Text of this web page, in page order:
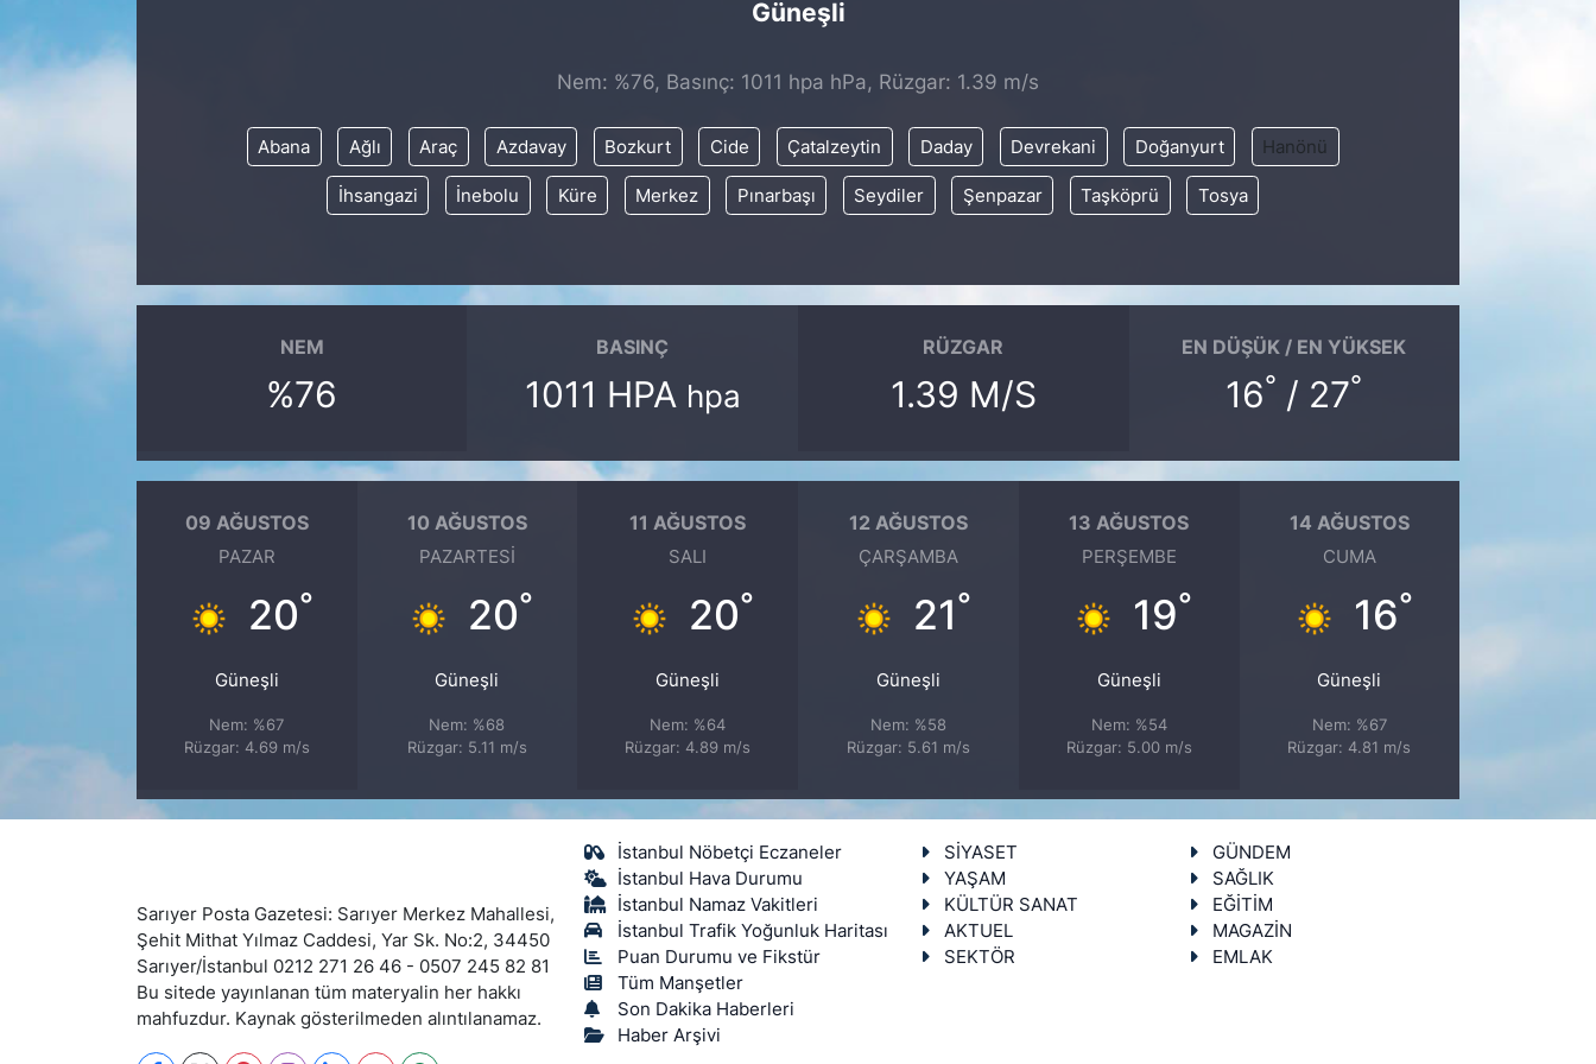
Güneşli
Nem: %76, Basınç: 1011 hpa hPa, Rüzgar: 1.39 m/s
Abana Ağlı Araç Azdavay Bozkurt Cide Çatalzeytin Daday Devrekani Doğanyurt Hanönü
İhsangazi İnebolu Küre Merkez Pınarbaşı Seydiler Şenpazar Taşköprü Tosya
NEM
%76
BASINÇ
1011 HPA hpa
RÜZGAR
1.39 M/S
EN DÜŞÜK / EN YÜKSEK
16° / 27°
09 AĞUSTOS
PAZAR
20°
Güneşli
Nem: %67
Rüzgar: 4.69 m/s
10 AĞUSTOS
PAZARTESI
20°
Güneşli
Nem: %68
Rüzgar: 5.11 m/s
11 AĞUSTOS
SALI
20°
Güneşli
Nem: %64
Rüzgar: 4.89 m/s
12 AĞUSTOS
ÇARŞAMBA
21°
Güneşli
Nem: %58
Rüzgar: 5.61 m/s
13 AĞUSTOS
PERŞEMBE
19°
Güneşli
Nem: %54
Rüzgar: 5.00 m/s
14 AĞUSTOS
CUMA
16°
Güneşli
Nem: %67
Rüzgar: 4.81 m/s
Sarıyer Posta Gazetesi: Sarıyer Merkez Mahallesi,
Şehit Mithat Yılmaz Caddesi, Yar Sk. No:2, 34450
Sarıyer/İstanbul 0212 271 26 46 - 0507 245 82 81
Bu sitede yayınlanan tüm materyalin her hakkı
mahfuzdur. Kaynak gösterilmeden alıntılanamaz.
İstanbul Nöbetçi Eczaneler
İstanbul Hava Durumu
İstanbul Namaz Vakitleri
İstanbul Trafik Yoğunluk Haritası
Puan Durumu ve Fikstür
Tüm Manşetler
Son Dakika Haberleri
Haber Arşivi
SİYASET
GÜNDEM
YAŞAM
SAĞLIK
KÜLTÜR SANAT
EĞİTİM
AKTUEL
MAGAZİN
SEKTÖR
EMLAK
KÖŞE YAZILARI
RÖPORTAJ
SARIYER HABERLERİ
SARIYER İMAR BARIŞI
SEKTÖR
TEKNOLOJİ
YAŞAM